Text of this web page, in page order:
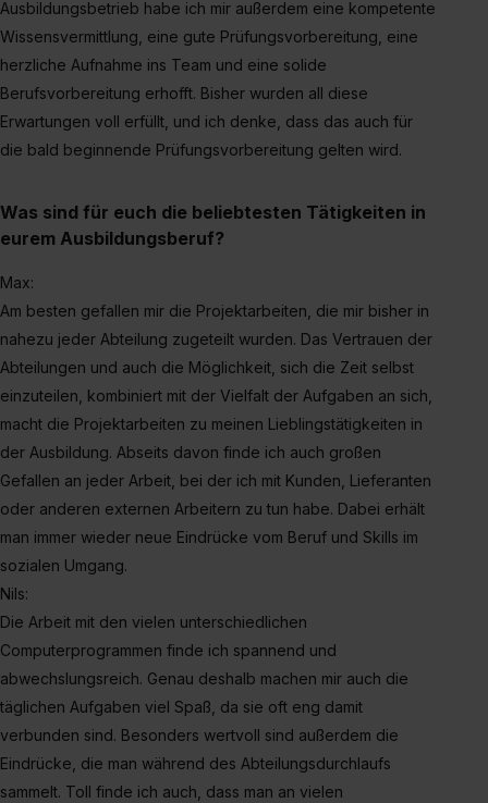
Ausbildungsbetrieb habe ich mir außerdem eine kompetente
Wissensvermittlung, eine gute Prüfungsvorbereitung, eine
herzliche Aufnahme ins Team und eine solide
Berufsvorbereitung erhofft. Bisher wurden all diese
Erwartungen voll erfüllt, und ich denke, dass das auch für
die bald beginnende Prüfungsvorbereitung gelten wird.
Was sind für euch die beliebtesten Tätigkeiten in
eurem Ausbildungsberuf?
Max:
Am besten gefallen mir die Projektarbeiten, die mir bisher in
nahezu jeder Abteilung zugeteilt wurden. Das Vertrauen der
Abteilungen und auch die Möglichkeit, sich die Zeit selbst
einzuteilen, kombiniert mit der Vielfalt der Aufgaben an sich,
macht die Projektarbeiten zu meinen Lieblingstätigkeiten in
der Ausbildung. Abseits davon finde ich auch großen
Gefallen an jeder Arbeit, bei der ich mit Kunden, Lieferanten
oder anderen externen Arbeitern zu tun habe. Dabei erhält
man immer wieder neue Eindrücke vom Beruf und Skills im
sozialen Umgang.
Nils:
Die Arbeit mit den vielen unterschiedlichen
Computerprogrammen finde ich spannend und
abwechslungsreich. Genau deshalb machen mir auch die
täglichen Aufgaben viel Spaß, da sie oft eng damit
verbunden sind. Besonders wertvoll sind außerdem die
Eindrücke, die man während des Abteilungsdurchlaufs
sammelt. Toll finde ich auch, dass man an vielen